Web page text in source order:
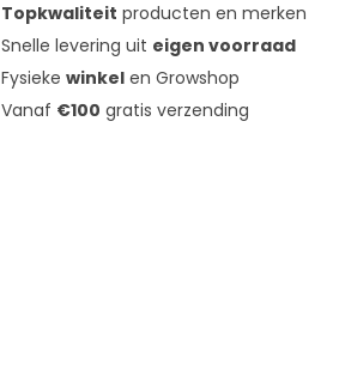
Topkwaliteit producten en merken
Snelle levering uit eigen voorraad
Fysiekewinkel en Growshop
Vanaf €100 gratis verzending